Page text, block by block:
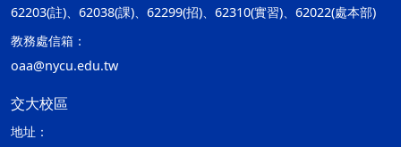
62203(註)、62038(課)、62299(招)、62310(實習)、62022(處本部)
教務處信箱：
oaa@nycu.edu.tw
交大校區
地址：